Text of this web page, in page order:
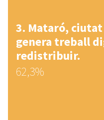
Mataró,
genera treball
redistribuir.
62,3%